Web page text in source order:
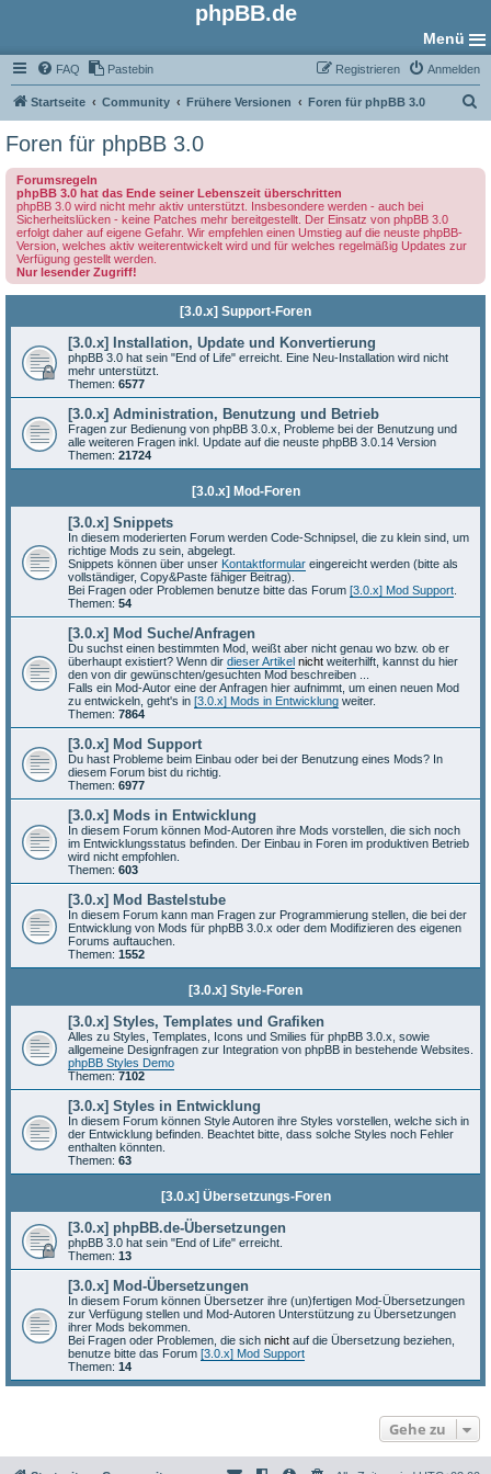
phpBB.de
Menü
FAQ Pastebin Anmelden
Registrieren
Startseite Community Frühere Versionen Foren für phpBB 3.0
Foren für phpBB 3.0
Forumsregeln
phpBB 3.0 hat das Ende seiner Lebenszeit überschritten
phpBB 3.0 wird nicht mehr aktiv unterstützt. Insbesondere werden - auch bei
Sicherheitslücken - keine Patches mehr bereitgestellt. Der Einsatz von phpBB 3.0
erfolgt daher auf eigene Gefahr. Wir empfehlen einen Umstieg auf die neuste phpBB-
Version, welches aktiv weiterentwickelt wird und für welches regelmäßig Updates zur
Verfügung gestellt werden.
Nur lesender Zugriff!
[3.0.x] Support-Foren
[3.0.x] Installation, Update und Konvertierung
phpBB 3.0 hat sein "End of Life" erreicht. Eine Neu-Installation wird nicht
mehr unterstützt.
Themen: 6577
[3.0.x] Administration, Benutzung und Betrieb
Fragen zur Bedienung von phpBB 3.0.x, Probleme bei der Benutzung und
alle weiteren Fragen inkl. Update auf die neuste phpBB 3.0.14 Version
Themen: 21724
[3.0.x] Mod-Foren
[3.0.x] Snippets
In diesem moderierten Forum werden Code-Schnipsel, die zu klein sind, um
richtige Mods zu sein, abgelegt.
Snippets können über unser Kontaktformular eingereicht werden (bitte als
vollständiger, Copy&Paste fähiger Beitrag).
Bei Fragen oder Problemen benutze bitte das Forum [3.0.x] Mod Support
Themen: 54
[3.0.x] Mod Suche/Anfragen
Du suchst einen bestimmten Mod, weißt aber nicht genau wo bzw. ob er
überhaupt existiert? Wenn dir dieser Artikel nicht weiterhilft, kannst du hier
den von dir gewünschten/gesuchten Mod beschreiben ...
Falls ein Mod-Autor eine der Anfragen hier aufnimmt, um einen neuen Mod
zu entwickeln, geht's in [3.0.x] Mods in Entwicklung weiter.
Themen: 7864
[3.0.x] Mod Support
Du hast Probleme beim Einbau oder bei der Benutzung eines Mods? In
diesem Forum bist du richtig.
Themen: 6977
[3.0.x] Mods in Entwicklung
In diesem Forum können Mod-Autoren ihre Mods vorstellen, die sich noch
im Entwicklungsstatus befinden. Der Einbau in Foren im produktiven Betrieb
wird nicht empfohlen.
Themen: 603
[3.0.x] Mod Bastelstube
In diesem Forum kann man Fragen zur Programmierung stellen, die bei der
Entwicklung von Mods für phpBB 3.0.x oder dem Modifizieren des eigenen
Forums auftauchen.
Themen: 1552
[3.0.x] Style-Foren
[3.0.x] Styles, Templates und Grafiken
Alles zu Styles, Templates, Icons und Smilies für phpBB 3.0.x, sowie
allgemeine Designfragen zur Integration von phpBB in bestehende Websites.
phpBB Styles Demo
Themen: 7102
[3.0.x] Styles in Entwicklung
In diesem Forum können Style Autoren ihre Styles vorstellen, welche sich in
der Entwicklung befinden. Beachtet bitte, dass solche Styles noch Fehler
enthalten könnten.
Themen: 63
[3.0.x] Übersetzungs-Foren
[3.0.x] phpBB.de-Übersetzungen
phpBB 3.0 hat sein "End of Life" erreicht.
Themen: 13
[3.0.x] Mod-Übersetzungen
In diesem Forum können Übersetzer ihre (un)fertigen Mod-Übersetzungen
zur Verfügung stellen und Mod-Autoren Unterstützung zu Übersetzungen
ihrer Mods bekommen.
Bei Fragen oder Problemen, die sich nicht auf die Übersetzung beziehen,
benutze bitte das Forum [3.0.x] Mod Support
Themen: 14
Gehe zu